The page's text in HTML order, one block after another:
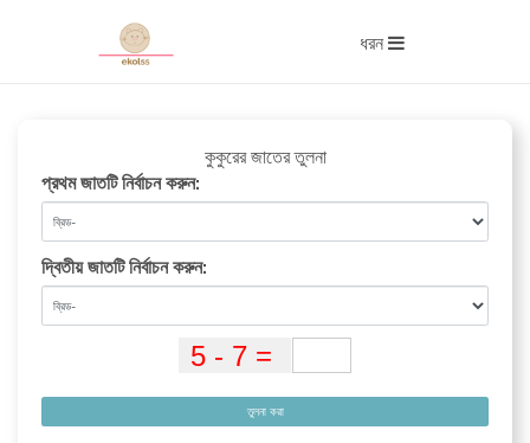
ধরন
কুকুরের জাতের তুলনা
প্রথম জাতটি নির্বাচন করুন:
দ্বিতীয় জাতটি নির্বাচন করুন:
তুলনা করা